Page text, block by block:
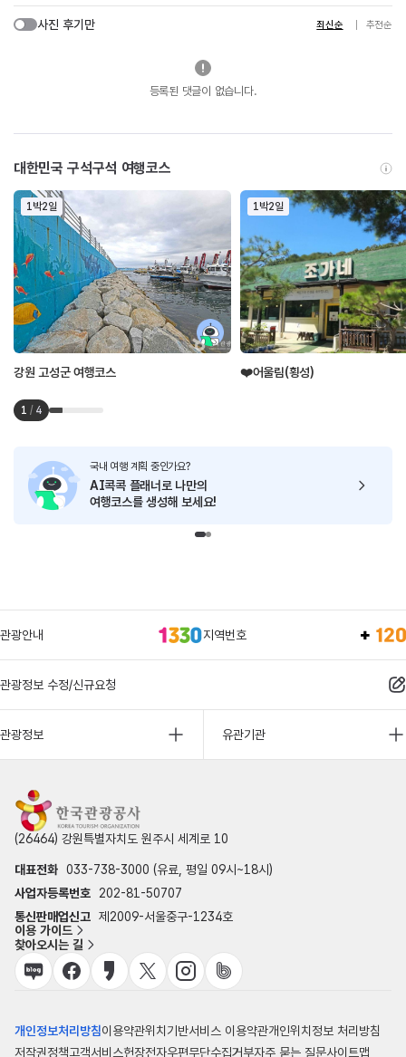
사진 후기만 최신순 추천순
등록된 댓글이 없습니다.
대한민국 구석구석 여행코스
1박2일
강원 고성군 여행코스
1박2일
❤️어울림(횡성)
1 / 4
국내 여행 계획 중인가요?
AI콕콕 플래너로 나만의
여행코스를 생성해 보세요!
관광안내 지역번호
관광정보 수정/신규요청
관광정보 유관기관
(26464) 강원특별자치도 원주시 세계로 10
대표전화 033-738-3000 (유료, 평일 09시~18시)
사업자등록번호
202-81-50707
통신판매업신고 제2009-서울중구-1234호
이용 가이드
찾아오시는 길
개인정보처리방침이용약관위치기반서비스 이용약관개인위치정보 처리방침
저작권정책고객서비스헌장전자우편무단수집거부자주 묻는 질문사이트맵